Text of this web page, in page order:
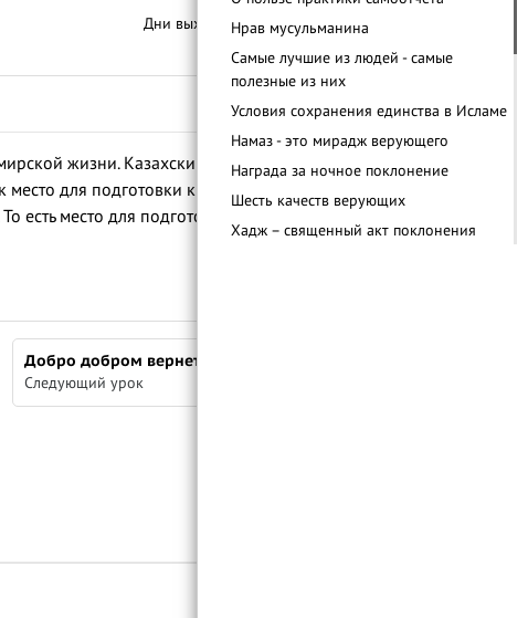
Дни выхода уроков: Пятница
жизни. Казахский народ называл эту
для подготовки к будущему, как
есть место для подготовки к выходу на
Добро добром вернется
Следующий урок
Нрав мусульманина
Самые лучшие из людей - самые
полезные из них
Условия сохранения единства в Исламе
Намаз - это мирадж верующего
Награда за ночное поклонение
Шесть качеств верующих
Хадж – священный акт поклонения